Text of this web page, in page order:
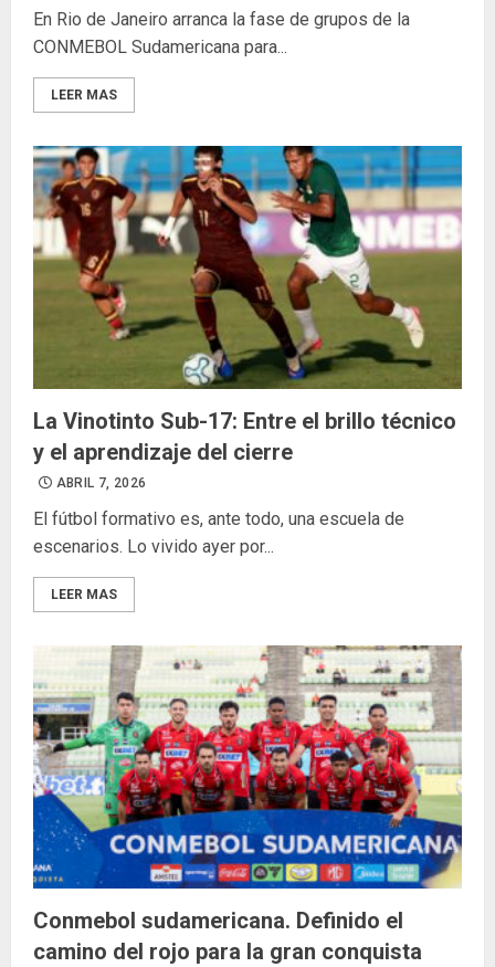
En Rio de Janeiro arranca la fase de grupos de la
CONMEBOL Sudamericana para...
LEER MAS
La Vinotinto Sub-17: Entre el brillo técnico
y el aprendizaje del cierre
ABRIL 7, 2026
El fútbol formativo es, ante todo, una escuela de
escenarios. Lo vivido ayer por...
LEER MAS
Conmebol sudamericana. Definido el
camino del rojo para la gran conquista